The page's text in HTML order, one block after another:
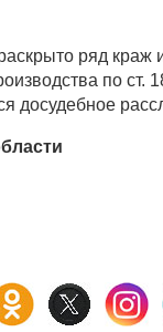
ряд краж
по ст.
досудебное